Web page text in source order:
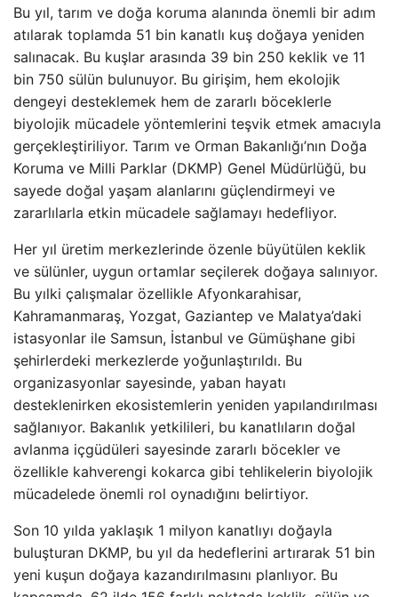
Bu yıl, tarım ve doğa koruma alanında önemli bir adım
atılarak toplamda 51 bin kanatlı kuş doğaya yeniden
salınacak. Bu kuşlar arasında 39 bin 250 keklik ve 11
bin 750 sülün bulunuyor. Bu girişim, hem ekolojik
dengeyi desteklemek hem de zararlı böceklerle
biyolojik mücadele yöntemlerini teşvik etmek amacıyla
gerçekleştiriliyor. Tarım ve Orman Bakanlığı’nın Doğa
Koruma ve Milli Parklar (DKMP) Genel Müdürlüğü, bu
sayede doğal yaşam alanlarını güçlendirmeyi ve
zararlılarla etkin mücadele sağlamayı hedefliyor.
Her yıl üretim merkezlerinde özenle büyütülen keklik
ve sülünler, uygun ortamlar seçilerek doğaya salınıyor.
Bu yılki çalışmalar özellikle Afyonkarahisar,
Kahramanmaraş, Yozgat, Gaziantep ve Malatya’daki
istasyonlar ile Samsun, İstanbul ve Gümüşhane gibi
şehirlerdeki merkezlerde yoğunlaştırıldı. Bu
organizasyonlar sayesinde, yaban hayatı
desteklenirken ekosistemlerin yeniden yapılandırılması
sağlanıyor. Bakanlık yetkilileri, bu kanatlıların doğal
avlanma içgüdüleri sayesinde zararlı böcekler ve
özellikle kahverengi kokarca gibi tehlikelerin biyolojik
mücadelede önemli rol oynadığını belirtiyor.
Son 10 yılda yaklaşık 1 milyon kanatlıyı doğayla
buluşturan DKMP, bu yıl da hedeflerini artırarak 51 bin
yeni kuşun doğaya kazandırılmasını planlıyor. Bu